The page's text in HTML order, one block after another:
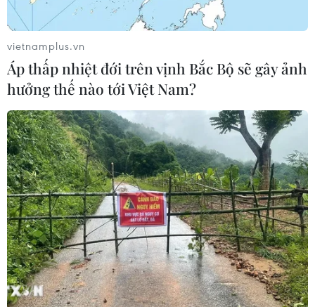
kim ngạch thương mại đạt 5 tỷ USD.
Campuchia-Việt Nam quan hệ hợp tác
hữu nghị và tiếp tục phát triển
vietnamplus.vn
Áp thấp nhiệt đới trên vịnh Bắc Bộ sẽ gây ảnh
hưởng thế nào tới Việt Nam?